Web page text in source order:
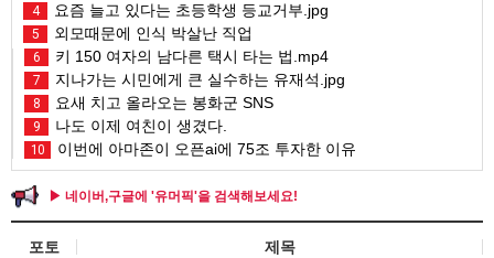
4 요즘 늘고 있다는 초등학생 등교거부.jpg
5 외모때문에 인식 박살난 직업
6 키 150 여자의 남다른 택시 타는 법.mp4
7 지나가는 시민에게 큰 실수하는 유재석.jpg
8 요새 치고 올라오는 봉화군 SNS
9 나도 이제 여친이 생겼다.
10 이번에 아마존이 오픈ai에 75조 투자한 이유
▶ 네이버,구글에 '유머픽'을 검색해보세요!
포토 제목